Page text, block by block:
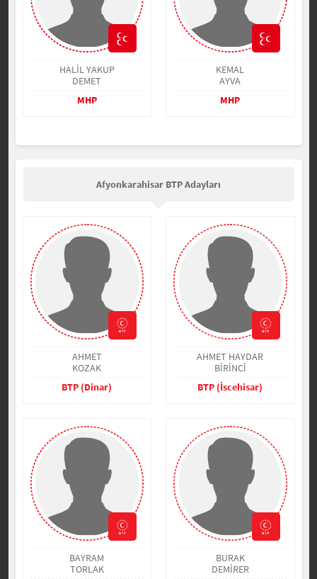
HALİL YAKUP
DEMET
MHP
KEMAL
AYVA
MHP
Afyonkarahisar BTP Adayları
AHMET
KOZAK
BTP (Dinar)
AHMET HAYDAR
BİRİNCİ
BTP (İscehisar)
BAYRAM
TORLAK
BURAK
DEMİRER